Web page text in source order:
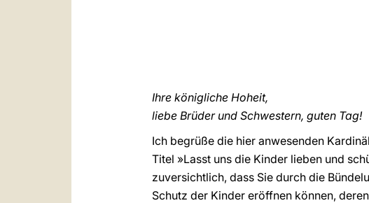
Ihre königliche Hoheit,
liebe Brüder und Schwestern, guten Tag!
Ich begrüße die hier anwesenden
Titel »Lasst uns die Kinder lieben und
zuversichtlich, dass Sie durch die
Schutz der Kinder eröffnen können,